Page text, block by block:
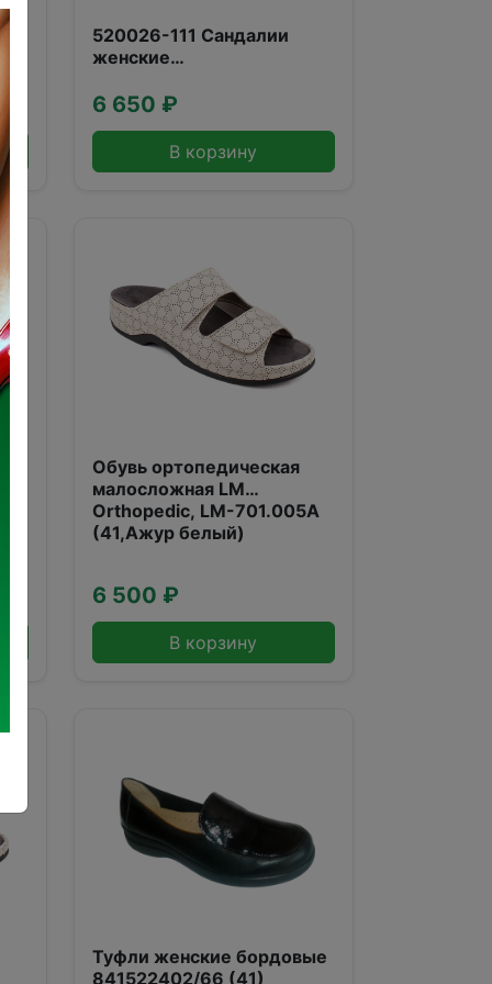
520026-111 Сандалии
женские
микс Footwell (40)
6 650 ₽
В корзину
Обувь ортопедическая
малосложная LM
Orthopedic, LM-701.005А
(41,Ажур белый)
6 500 ₽
В корзину
Туфли женские бордовые
841522402/66 (41)